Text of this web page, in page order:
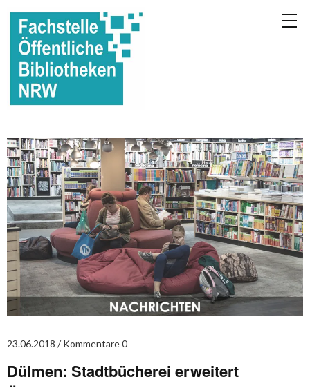
23.06.2018 Kommentare 0
Dülmen: Stadtbücherei erweitert